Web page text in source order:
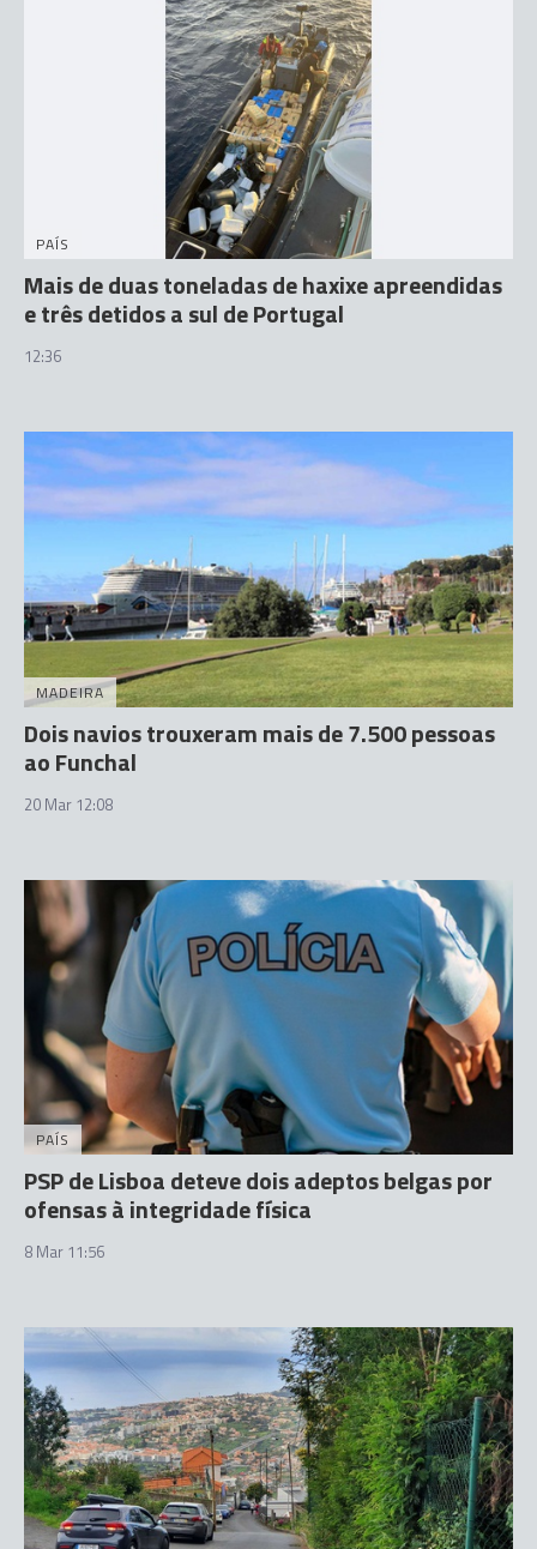
PAÍS
Mais de duas toneladas de haxixe apreendidas
e três detidos a sul de Portugal
12:36
MADEIRA
Dois navios trouxeram mais de 7.500 pessoas
ao Funchal
20 Mar 12:08
PAÍS
PSP de Lisboa deteve dois adeptos belgas por
ofensas à integridade física
8 Mar 11:56